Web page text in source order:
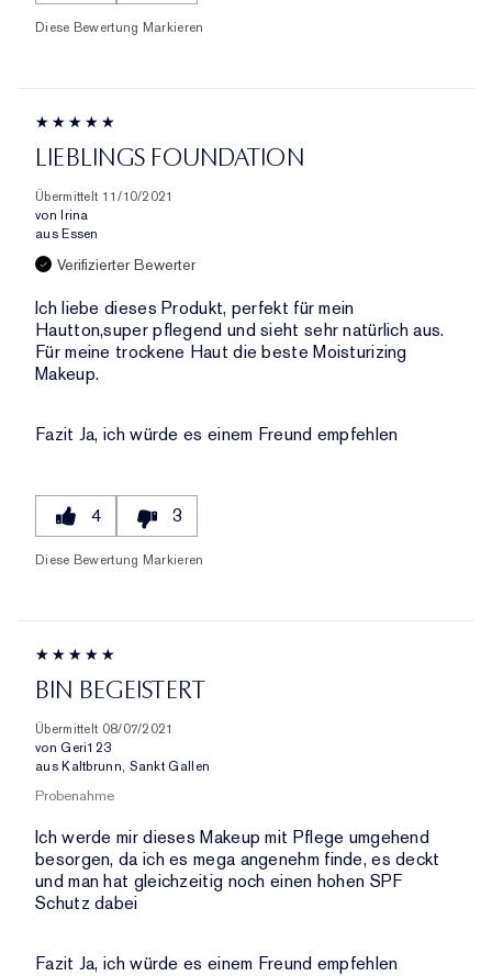
Diese Bewertung Markieren
LIEBLINGS FOUNDATION
Übermittelt 11/10/2021
von Irina
aus Essen
Verifizierter Bewerter
Ich liebe dieses Produkt, perfekt für mein
Hautton,super pflegend und sieht sehr natürlich aus.
Für meine trockene Haut die beste Moisturizing
Makeup.
Fazit Ja, ich würde es einem Freund empfehlen
4 3
Diese Bewertung Markieren
BIN BEGEISTERT
Übermittelt 08/07/2021
von Geri123
aus Kaltbrunn, Sankt Gallen
Probenahme
Ich werde mir dieses Makeup mit Pflege umgehend
besorgen, da ich es mega angenehm finde, es deckt
und man hat gleichzeitig noch einen hohen SPF
Schutz dabei
Fazit Ja, ich würde es einem Freund empfehlen